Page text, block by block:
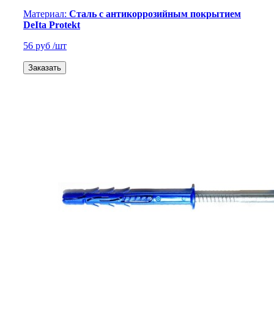
Материал: Сталь с антикоррозийным покрытием
DeIta Protekt
56 руб /шт
Заказать